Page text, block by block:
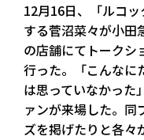
12月16日、「ルコ
する菅沼菜々が小田
の店舗にてトークシ
行った。「こんなに
は思っていなかった
ァンが来場した。同
ズを掲げたりと各々